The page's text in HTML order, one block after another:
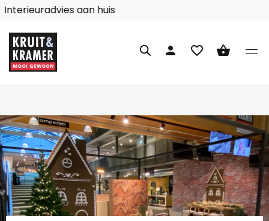
Interieuradvies aan huis
person favorite_border shopping_basket